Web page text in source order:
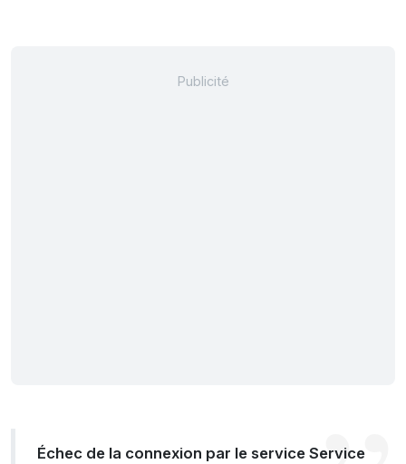
Échec de la connexion par le service Service